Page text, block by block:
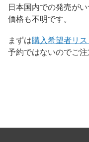
日本国内での発売が
価格も不明です。
まずは購入希望者リ
予約ではないのでご注